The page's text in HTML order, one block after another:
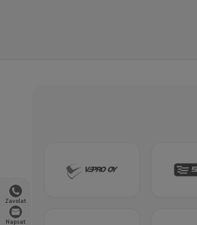
Zavolat
Napsat